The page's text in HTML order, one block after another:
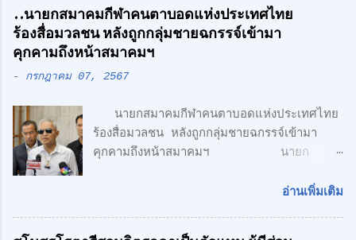
ศักดิ์สิทธิ์ คูณรัตนศิริ และชุติพนธ์ กิตติเกษม
ศักดิ์ เปิดตัวสาชาเพิ่มที่ลำลูกกา เน้นความทัน
สมัย สะดวกสบาย ทั้ง โรงงาน พร้อมออฟฟิศ 3
ชั้น + 1 ชั้นลอย สไตล์ Modern Loft โดย
นาที จากรถไฟฟ้า สายสีเขียว ด้าน CONCEPT
ของโครงการ "Simplicity is the
Ultimate Sophistication" -
ความเรียบง่าย คือ สูงสุดแห่งสุนทรียภาพ เรา
Design วัสดุทุกชิ้น ถูกเลือกอย่างตั้งใจ เพื่อ
..นายกสมาคมกีฬาคนตาบอดแห่งประเทศไทย
ร้องสื่อมวลชน หลังถูกกลุ่มชายฉกรรจ์เข้ามา
คุกคามถึงหน้าสมาคมฯ
- กรกฎาคม 07, 2567
นายกสมาคมกีฬาคนตาบอดแห่งประเทศไทย
ร้องสื่อมวลชน หลังถูกกลุ่มชายฉกรรจ์เข้ามา
คุกคามถึงหน้าสมาคมฯ นายก
สื่อมวลชน หลังถูกกลุ่มชายฉกรรจ์เข้ามาคุกคาม
อ่านเพิ่มเติม